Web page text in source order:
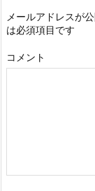
メールアドレスが
は必須項目です
コメント